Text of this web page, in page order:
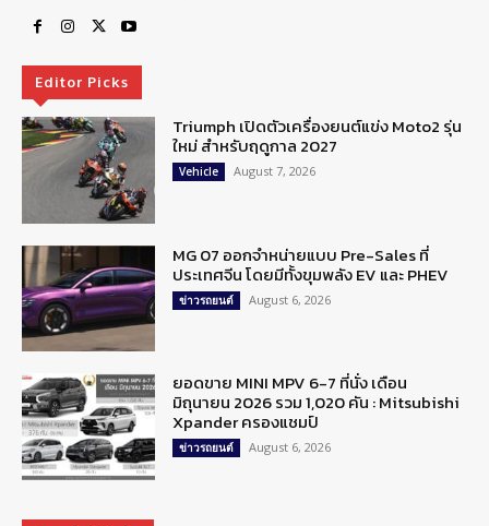
Editor Picks
Triumph เปิดตัวเครื่องยนต์แข่ง Moto2 รุ่น
ใหม่ สำหรับฤดูกาล 2027
Vehicle August 7, 2026
MG 07 ออกจำหน่ายแบบ Pre-Sales ที่
ประเทศจีน โดยมีทั้งขุมพลัง EV และ PHEV
ข่าวรถยนต์ August 6, 2026
ยอดขาย MINI MPV 6-7 ที่นั่ง เดือน
มิถุนายน 2026 รวม 1,020 คัน : Mitsubishi
Xpander ครองแชมป์
ข่าวรถยนต์ August 6, 2026